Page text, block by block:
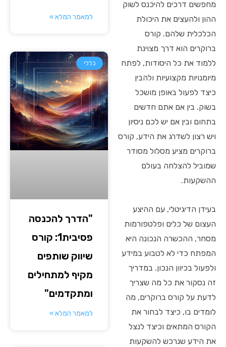
מחפשים דרכים להיכנס לשוק
ההון ולהעצים את היכולת
הכלכלית שלהם. קורס
ברוקרים הוא דרך מצוינת
ללמוד את כל היסודות, לפתח
מיומנויות מקצועיות ולהבין
כיצד לפעול באופן מושכל
בשוק. בין אם אתם חדשים
בתחום ובין אם יש לכם ניסיון
ויש רצון לשדרג את הידע, קורס
ברוקרים מציע מסלול מסודר
שמוביל להצלחה בעולם
ההשקעות.
בעידן הדיגיטלי, עם ההיצע
העצום של כלים ופלטפורמות
מסחר, ההכשרה הנכונה היא
המפתח כדי לא לטבוע במידע
ולפעול בכיוון הנכון. במדריך
זה נסקור את כל מה שצריך
לדעת על קורס ברוקרים, מה
לומדים בו, כיצד לבחור את
הקורס המתאים וכיצד לנצל
את הידע שנרכש להשקעות
למאמר המלא »
כללי
"הדרך להכנסה
פסיבית1: קורס
שיווק שותפים
מקיף למתחילים
ומתקדמים"
למאמר המלא »